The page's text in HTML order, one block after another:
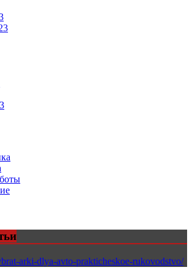
arki-dlya-avto-prakticheskoe-rukovodstvo/